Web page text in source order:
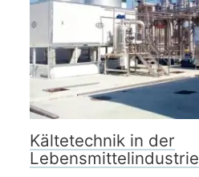
Kältetechnik in der
Lebensmittelindustrie